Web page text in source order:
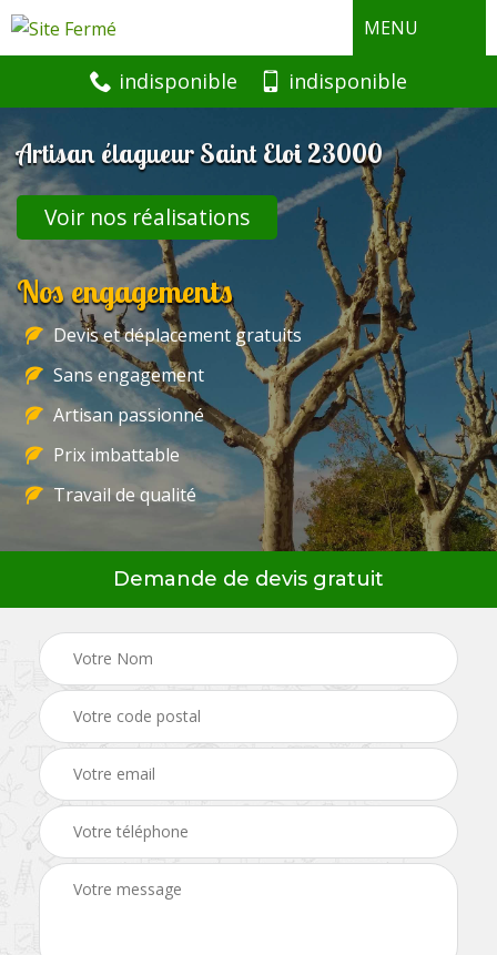
MENU
indisponible indisponible
Artisan élagueur Saint Eloi 23000
Voir nos réalisations
Nos engagements
Devis et déplacement gratuits
Sans engagement
Artisan passionné
Prix imbattable
Travail de qualité
Demande de devis gratuit